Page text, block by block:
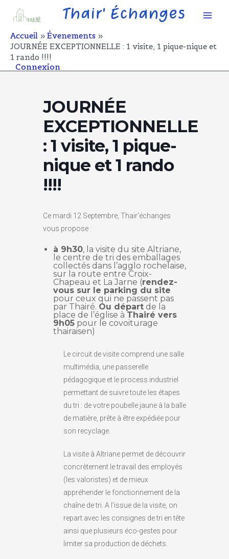
contenu
Accueil
Évenements
JOURNÉE EXCEPTIONNELLE : 1 visite, 1 pique-nique et
1 rando !!!!
Connexion
JOURNÉE
EXCEPTIONNELLE
: 1 visite, 1 pique-
nique et 1 rando
!!!!
Ce mardi 12 Septembre, Thair’échanges
vous propose :
à 9h30, la visite du site Altriane,
le centre de tri des emballages
collectés dans l’agglo rochelaise,
sur la route entre Croix-
Chapeau et La Jarne (rendez-
vous sur le parking du site
pour ceux qui ne passent pas
par Thairé. Ou départ de la
place de l’église à Thairé vers
9h05 pour le covoiturage
thairaisen)
Le circuit de visite comprend une salle
multimédia, une passerelle
pédagogique et le process industriel
permettant de suivre toute les étapes
du tri : de votre poubelle jaune à la balle
de matière, prête à être expédiée pour
son recyclage.
La visite à Altriane permet de découvrir
concrètement le travail des employés
(les valoristes) et de mieux
appréhender le fonctionnement de la
chaîne de tri. A l’issue de la visite, on
repart avec les consignes de tri en tête
ainsi que plusieurs éco-gestes pour
limiter sa production de déchets.